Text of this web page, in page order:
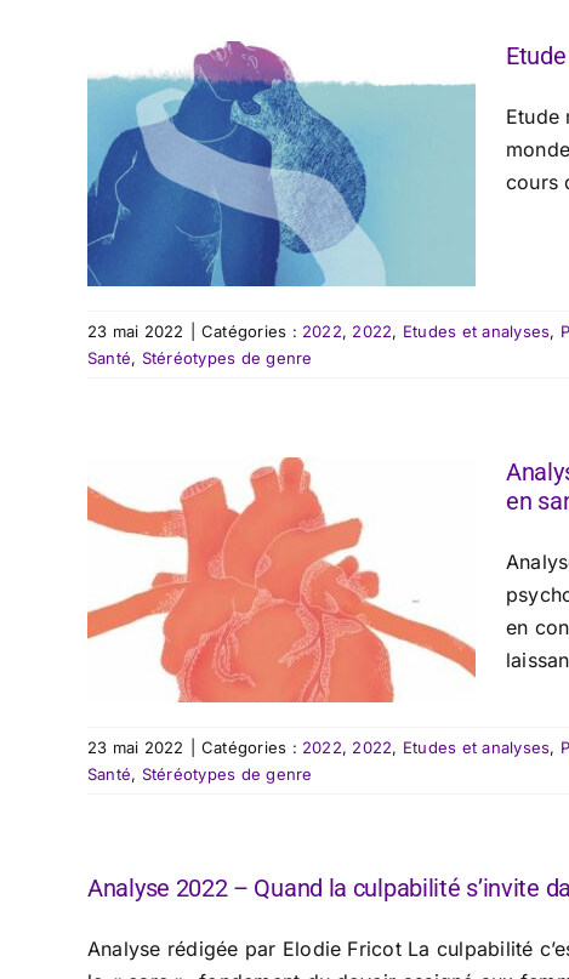
Etude
cours
23 mai 2022 Catégories : 2022, 2022, Etudes et analyses,
Santé, Stéréotypes de genre
en
en
23 mai 2022 Catégories : 2022, 2022, Etudes et analyses,
Santé, Stéréotypes de genre
Analyse 2022 – Quand la culpabilité s’invite
Analyse rédigée par Elodie Fricot La culpabilité